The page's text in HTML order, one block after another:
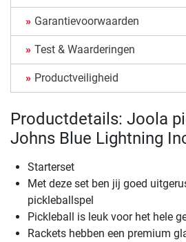
Garantievoorwaarden
Test & Waarderingen
Productveiligheid
Productdetails: Joola
Johns Blue Lightning
Starterset
Met deze set ben jij goed
pickleballspel
Pickleball is leuk voor het hele
Rackets hebben een premium